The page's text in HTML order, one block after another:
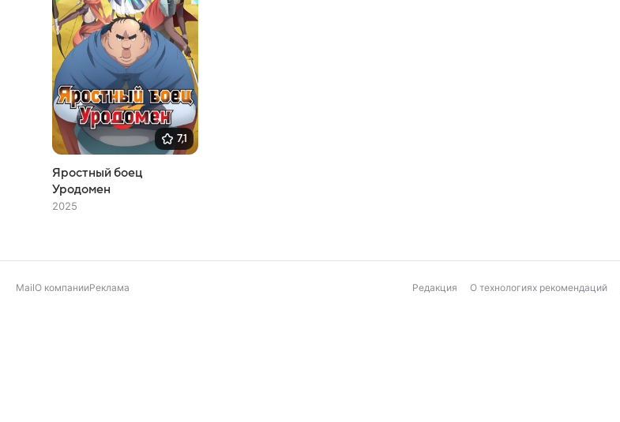
7,1
Яростный боец
Уродомен
2025
MailО компанииРеклама Редакция О технологиях рекомендаций